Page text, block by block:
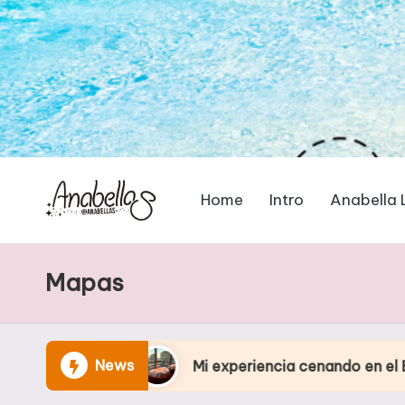
Home Intro Anabella
Mapas
News
Mi experiencia cenando en el Eiffel Tower